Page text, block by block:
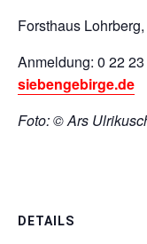
Forsthaus
Anmeldung: 0 22
siebengebirge.de
Foto: © Ars
DETAILS